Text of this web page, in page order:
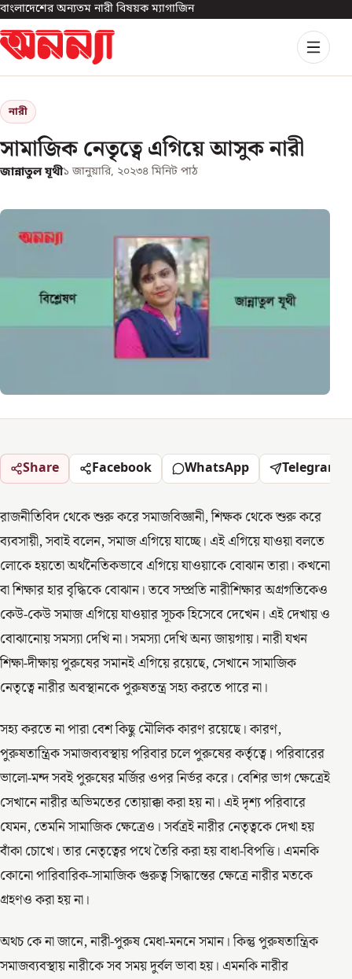
বাংলাদেশের অন্যতম নারী বিষয়ক ম্যাগাজিন
নারী
সামাজিক নেতৃত্বে এগিয়ে আসুক নারী
জান্নাতুল যূথী১ জানুয়ারি, ২০২৩৪ মিনিট পাঠ
Share Facebook WhatsApp Telegram
রাজনীতিবিদ থেকে শুরু করে সমাজবিজ্ঞানী, শিক্ষক থেকে শুরু করে
ব্যবসায়ী, সবাই বলেন, সমাজ এগিয়ে যাচ্ছে। এই এগিয়ে যাওয়া বলতে
লোকে হয়তো অর্থনৈতিকভাবে এগিয়ে যাওয়াকে বোঝান তারা। কখনো
বা শিক্ষার হার বৃদ্ধিকে বোঝান। তবে সম্প্রতি নারীশিক্ষার অগ্রগতিকেও
কেউ-কেউ সমাজ এগিয়ে যাওয়ার সূচক হিসেবে দেখেন। এই দেখায় ও
বোঝানোয় সমস্যা দেখি না। সমস্যা দেখি অন্য জায়গায়। নারী যখন
শিক্ষা-দীক্ষায় পুরুষের সমানই এগিয়ে রয়েছে, সেখানে সামাজিক
নেতৃত্বে নারীর অবস্থানকে পুরুষতন্ত্র সহ্য করতে পারে না।
সহ্য করতে না পারা বেশ কিছু মৌলিক কারণ রয়েছে। কারণ,
পুরুষতান্ত্রিক সমাজব্যবস্থায় পরিবার চলে পুরুষের কর্তৃত্বে। পরিবারের
ভালো-মন্দ সবই পুরুষের মর্জির ওপর নির্ভর করে। বেশির ভাগ ক্ষেত্রেই
সেখানে নারীর অভিমতের তোয়াক্কা করা হয় না। এই দৃশ্য পরিবারে
যেমন, তেমনি সামাজিক ক্ষেত্রেও। সর্বত্রই নারীর নেতৃত্বকে দেখা হয়
বাঁকা চোখে। তার নেতৃত্বের পথে তৈরি করা হয় বাধা-বিপত্তি। এমনকি
কোনো পারিবারিক-সামাজিক গুরুত্ব সিদ্ধান্তের ক্ষেত্রে নারীর মতকে
গ্রহণও করা হয় না।
অথচ কে না জানে, নারী-পুরুষ মেধা-মননে সমান। কিন্তু পুরুষতান্ত্রিক
সমাজব্যবস্থায় নারীকে সব সময় দুর্বল ভাবা হয়। এমনকি নারীর